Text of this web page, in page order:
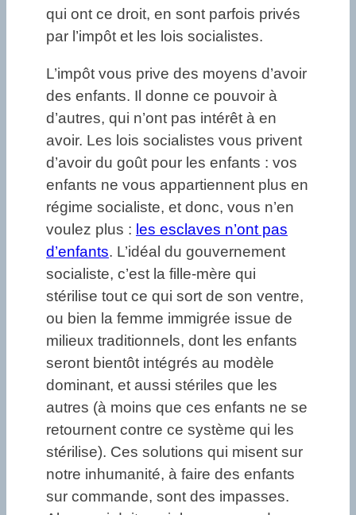
qui ont ce droit, en sont parfois privés
par l’impôt et les lois socialistes.
L’impôt vous prive des moyens d’avoir
des enfants. Il donne ce pouvoir à
d’autres, qui n’ont pas intérêt à en
avoir. Les lois socialistes vous privent
d’avoir du goût pour les enfants : vos
enfants ne vous appartiennent plus en
régime socialiste, et donc, vous n’en
voulez plus : les esclaves n’ont pas
d’enfants. L’idéal du gouvernement
socialiste, c’est la fille-mère qui
stérilise tout ce qui sort de son ventre,
ou bien la femme immigrée issue de
milieux traditionnels, dont les enfants
seront bientôt intégrés au modèle
dominant, et aussi stériles que les
autres (à moins que ces enfants ne se
retournent contre ce système qui les
stérilise). Ces solutions qui misent sur
notre inhumanité, à faire des enfants
sur commande, sont des impasses.